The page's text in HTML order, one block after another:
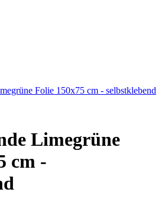
Folie 150x75 cm - selbstklebend
Limegrüne
cm -